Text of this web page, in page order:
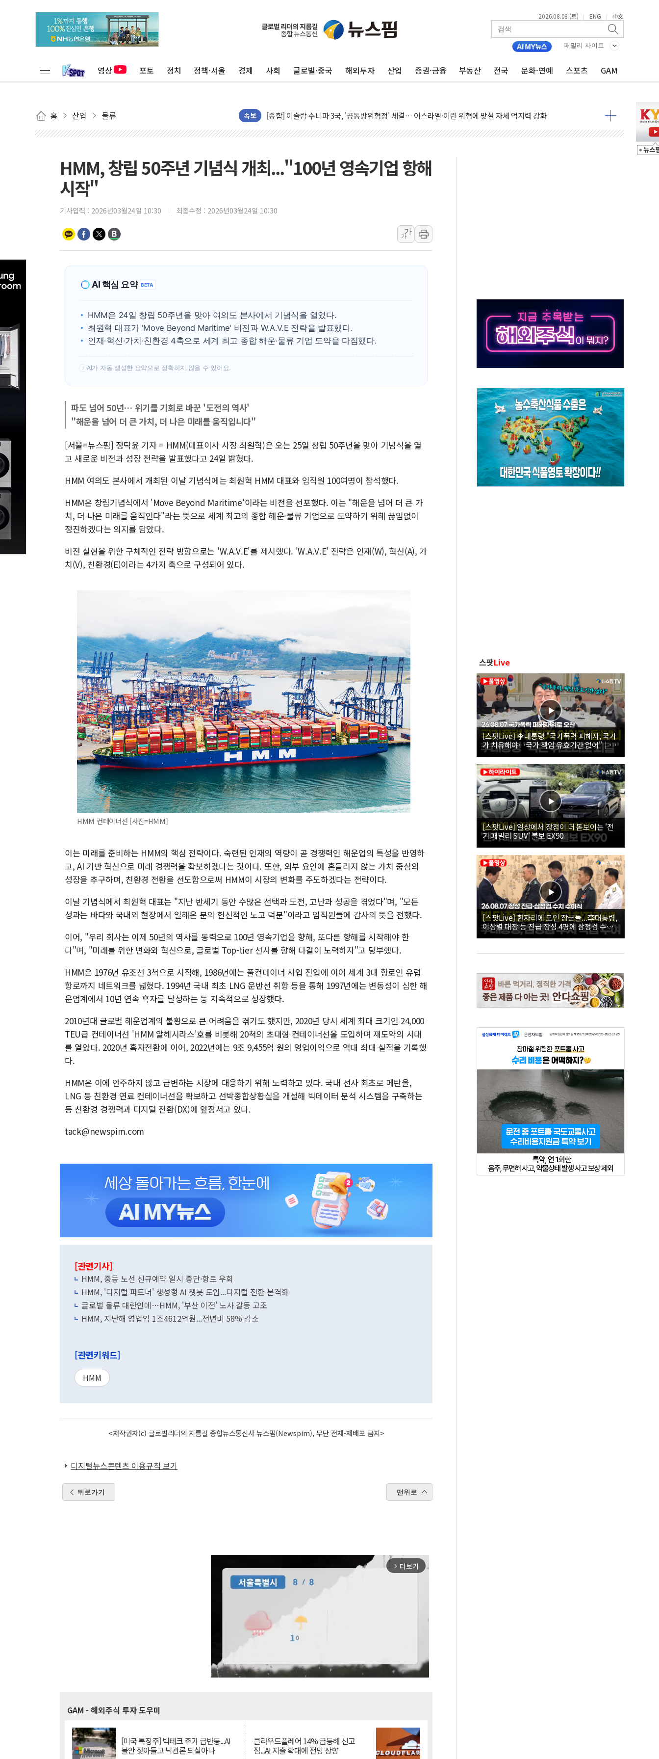
2026.08.08 (토) | ENG | 中文
패밀리 사이트
영상 포토 정치 정책·서울 경제 사회 글로벌·중국 해외투자 산업 증권·금융 부동산 전국 문화·연예 스포츠 GAM
홈 산업 물류 속보
민주, 오늘 제주·인천 경선 결과 발표...'김민석 재역전 vs 정청래 격차 확대'
한상협, 업계 개인정보 보안 새판 짠다…'자율규제단체' 타진
트럼프, 쿡 연준 이사 해임 재추진…"26일까지 의혹 소명" 요구
유럽증시, 美 고용 예상 밖 부진에 연준 금리 인상 가능성 낮아지며 상승… STOXX 600 지수는 나흘 연속 최고치
[종합] 이슬람 수니파 3국, '공동방위협정' 체결… 이스라엘·이란 위협에 맞설 자체 억지력 강화
트럼프, 백신·자폐증 행정명령 검토…"이르면 다음 주"
이란 핵심 원유 수출항 '하르그섬', 최근 1주일 이상 '올스톱'… 美 해상봉쇄 영향
美 고용 쇼크에 엔화 장중 급등…시장은 "또 개입했나" 촉각
[사진] 이슬람 수니파 3개국, 공동방위협정 체결
뉴욕증시 개장 전 특징주...아틀라시안·클라우드플레어·태양광주↑ VS 트레이드데스크·웬디스↓
HMM, 창립 50주년 기념식 개최..."100년 영속기업 항해
시작"
기사입력 : 2026년03월24일 10:30 최종수정 : 2026년03월24일 10:30
가
가
AI 핵심 요약 BETA
HMM은 24일 창립 50주년을 맞아 여의도 본사에서 기념식을 열었다.
최원혁 대표가 'Move Beyond Maritime' 비전과 W.A.V.E 전략을 발표했다.
인재·혁신·가치·친환경 4축으로 세계 최고 종합 해운·물류 기업 도약을 다짐했다.
! AI가 자동 생성한 요약으로 정확하지 않을 수 있어요.
파도 넘어 50년… 위기를 기회로 바꾼 '도전의 역사'
"해운을 넘어 더 큰 가치, 더 나은 미래를 움직입니다"
[서울=뉴스핌] 정탁윤 기자 = HMM(대표이사 사장 최원혁)은 오는 25일 창립 50주년을 맞아 기념식을 열
고 새로운 비전과 성장 전략을 발표했다고 24일 밝혔다.
HMM 여의도 본사에서 개최된 이날 기념식에는 최원혁 HMM 대표와 임직원 100여명이 참석했다.
HMM은 창립기념식에서 'Move Beyond Maritime'이라는 비전을 선포했다. 이는 "해운을 넘어 더 큰 가
치, 더 나은 미래를 움직인다"라는 뜻으로 세계 최고의 종합 해운·물류 기업으로 도약하기 위해 끊임없이
정진하겠다는 의지를 담았다.
비전 실현을 위한 구체적인 전략 방향으로는 'W.A.V.E'를 제시했다. 'W.A.V.E' 전략은 인재(W), 혁신(A), 가
치(V), 친환경(E)이라는 4가지 축으로 구성되어 있다.
HMM 컨테이너선 [사진=HMM]
이는 미래를 준비하는 HMM의 핵심 전략이다. 숙련된 인재의 역량이 곧 경쟁력인 해운업의 특성을 반영하
고, AI 기반 혁신으로 미래 경쟁력을 확보하겠다는 것이다. 또한, 외부 요인에 흔들리지 않는 가치 중심의
성장을 추구하며, 친환경 전환을 선도함으로써 HMM이 시장의 변화를 주도하겠다는 전략이다.
이날 기념식에서 최원혁 대표는 "지난 반세기 동안 수많은 선택과 도전, 고난과 성공을 겪었다"며, "모든
성과는 바다와 국내외 현장에서 일해온 분의 헌신적인 노고 덕분"이라고 임직원들에 감사의 뜻을 전했다.
이어, "우리 회사는 이제 50년의 역사를 동력으로 100년 영속기업을 향해, 또다른 항해를 시작해야 한
다"며, "미래를 위한 변화와 혁신으로, 글로벌 Top-tier 선사를 향해 다같이 노력하자"고 당부했다.
HMM은 1976년 유조선 3척으로 시작해, 1986년에는 풀컨테이너 사업 진입에 이어 세계 3대 항로인 유럽
항로까지 네트워크를 넓혔다. 1994년 국내 최초 LNG 운반선 취항 등을 통해 1997년에는 변동성이 심한 해
운업계에서 10년 연속 흑자를 달성하는 등 지속적으로 성장했다.
2010년대 글로벌 해운업계의 불황으로 큰 어려움을 겪기도 했지만, 2020년 당시 세계 최대 크기인 24,000
TEU급 컨테이너선 'HMM 알헤시라스'호를 비롯해 20척의 초대형 컨테이너선을 도입하며 재도약의 시대
를 열었다. 2020년 흑자전환에 이어, 2022년에는 9조 9,455억 원의 영업이익으로 역대 최대 실적을 기록했
다.
HMM은 이에 안주하지 않고 급변하는 시장에 대응하기 위해 노력하고 있다. 국내 선사 최초로 메탄올,
LNG 등 친환경 연료 컨테이너선을 확보하고 선박종합상황실을 개설해 빅데이터 분석 시스템을 구축하는
등 친환경 경쟁력과 디지털 전환(DX)에 앞장서고 있다.
tack@newspim.com
[관련기사]
HMM, 중동 노선 신규예약 일시 중단·항로 우회
HMM, '디지털 파트너' 생성형 AI 챗봇 도입...디지털 전환 본격화
글로벌 물류 대란인데…HMM, '부산 이전' 노사 갈등 고조
HMM, 지난해 영업익 1조4612억원...전년비 58% 감소
[관련키워드]
HMM
<저작권자(c) 글로벌리더의 지름길 종합뉴스통신사 뉴스핌(Newspim), 무단 전재-재배포 금지>
디지털뉴스콘텐츠 이용규칙 보기
뒤로가기 맨위로
arrow_forward_ios 더보기
GAM - 해외주식 투자 도우미
[미국 특징주] 빅테크 주가 급반등...AI
불안 잦아들고 낙관론 되살아나
클라우드플레어 14% 급등해 신고
점...AI 지출 확대에 전망 상향
스팟Live
[스팟Live] 李대통령 "국가폭력 피해자, 국가
가 치유해야…국가 책임 유효기간 없어"｜
26.08.07 국가폭력 피해자 위로 오찬
[스팟Live] 일상에서 장점이 더 돋보이는 '전
기 패밀리 SUV' 볼보 EX90
[스팟Live] 한자리에 모인 장군들...李대통령,
이상렬 대장 등 진급 장성 4명에 삼정검 수치
직접 수여｜26.08.07 장성 진급·삼정검 수치